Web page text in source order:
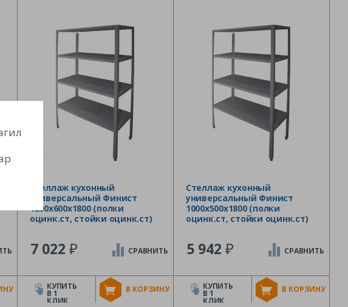
Стеллаж кухонный
универсальный Финист
1200х600х1800 (полки
оцинк.ст, стойки оцинк.ст)
7 022 ₽
В КОРЗИНУ
СРАВНИТЬ
КУПИТЬ
В 1
КЛИК
Стеллаж кухонный
универсальный Финист
1000х500х1800 (полки
оцинк.ст, стойки оцинк.ст)
5 942 ₽
В КОРЗИНУ
СРАВНИТЬ
КУПИТЬ
В 1
КЛИК